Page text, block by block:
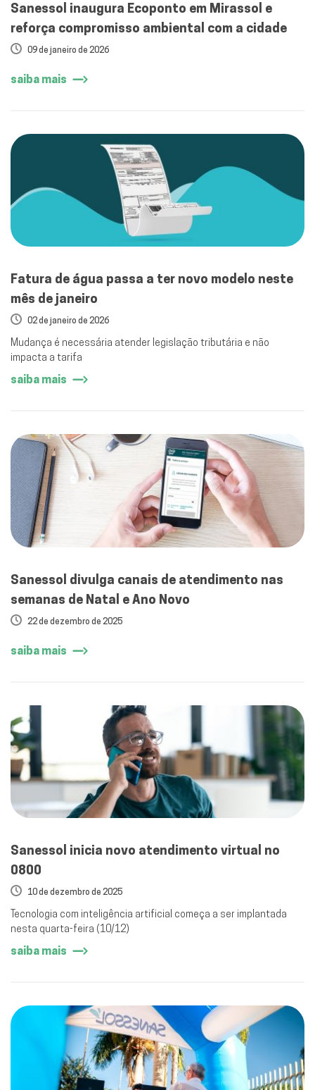
Sanessol inaugura Ecoponto em Mirassol e
reforça compromisso ambiental com a cidade
09 de janeiro de 2026
saiba mais
Fatura de água passa a ter novo modelo neste
mês de janeiro
02 de janeiro de 2026
Mudança é necessária atender legislação tributária e não
impacta a tarifa
saiba mais
Sanessol divulga canais de atendimento nas
semanas de Natal e Ano Novo
22 de dezembro de 2025
saiba mais
Sanessol inicia novo atendimento virtual no
0800
10 de dezembro de 2025
Tecnologia com inteligência artificial começa a ser implantada
nesta quarta-feira (10/12)
saiba mais